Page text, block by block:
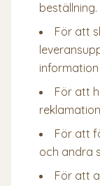
beställning.
För att
För att
För att
och andra
För att